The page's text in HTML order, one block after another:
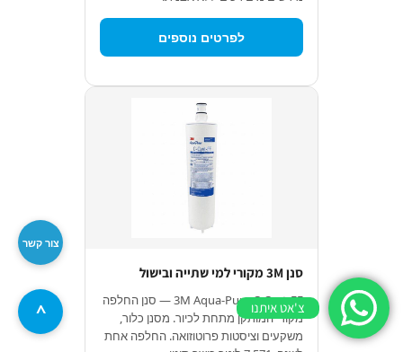
לפרטים נוספים
סנן 3M מקורי למי שתייה ובישול
3M Aqua-Pure C-Cyst-FF — סנן החלפה
מקורי המותקן מתחת לכיור. מסנן כלור,
משקעים וציסטות פרוטוזואה. החלפה אחת
צור קשר
^ צ'אט איתנו